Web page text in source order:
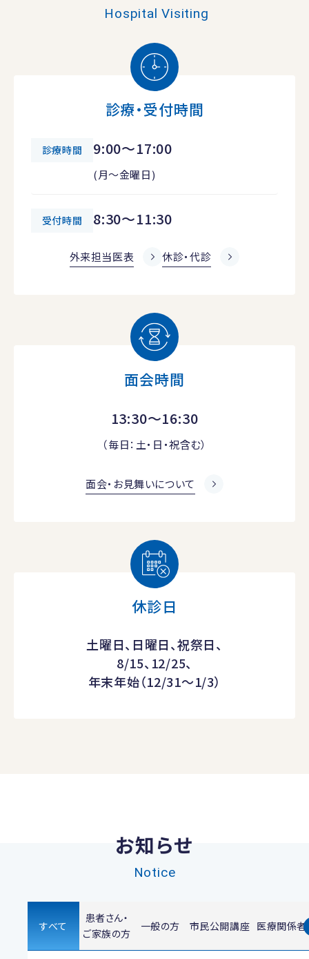
Hospital Visiting
診療・受付時間
診療時間 9:00～17:00
(月～金曜日)
受付時間 8:30～11:30
外来担当医表 休診・代診
面会時間
13:30～16:30
（毎日：土・日・祝含む）
面会・お見舞いについて
休診日
土曜日、日曜日、祝祭日、
8/15、12/25、
年末年始（12/31～1/3）
お知らせ
Notice
すべて
患者さん・
ご家族の方
一般の方 市民公開講座 医療関係